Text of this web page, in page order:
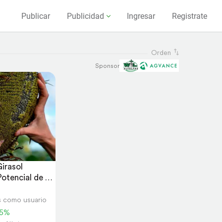
Publicar Publicidad Ingresar Registrate
Orden
Sponsor
de
como usuario